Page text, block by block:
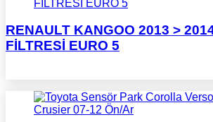
RENAULT KANGOO 2013 >
FİLTRESİ EURO 5